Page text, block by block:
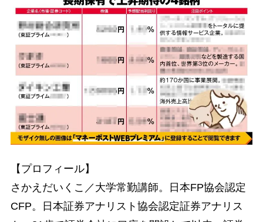
【プロフィール】
さかえだいくこ／大学常勤講師。日本FP協会認定
CFP。日本証券アナリスト協会認定証券アナリス